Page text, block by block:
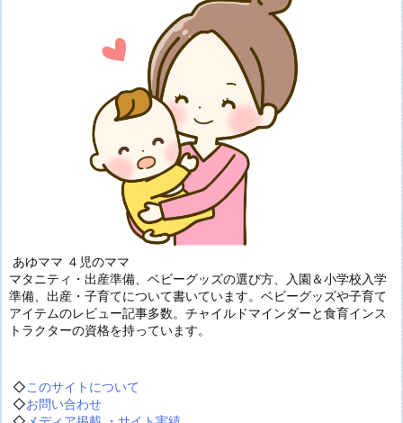
あゆママ ４児のママ
マタニティ・出産準備、ベビーグッズの選び方、入園＆小学校入学
準備、出産・子育てについて書いています。ベビーグッズや子育て
アイテムのレビュー記事多数。チャイルドマインダーと食育インス
トラクターの資格を持っています。
◇このサイトについて
◇お問い合わせ